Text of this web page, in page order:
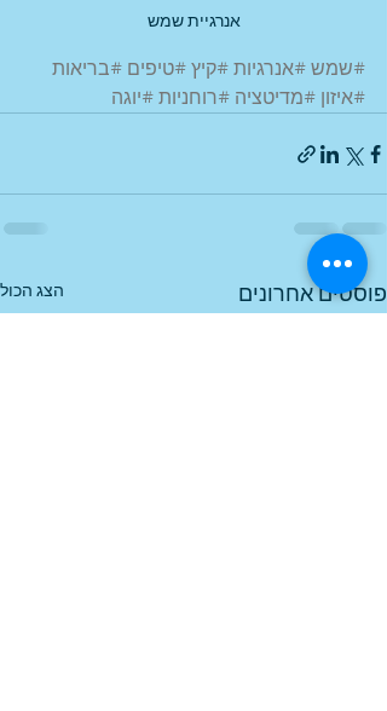
אנרגיית שמש
#שמש #אנרגיות #קיץ #טיפים #בריאות
#איזון #מדיטציה #רוחניות #יוגה
פוסטים אחרונים הצג הכול